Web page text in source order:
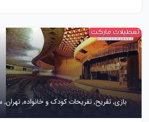
بازی,تفریح,تفریحات کودک و خانواده,تهران,